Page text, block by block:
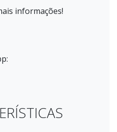
informações!